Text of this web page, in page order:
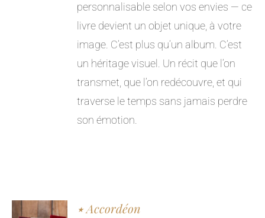
personnalisable selon vos envies — ce
livre devient un objet unique, à votre
image. C’est plus qu’un album. C’est
un héritage visuel. Un récit que l’on
transmet, que l’on redécouvre, et qui
traverse le temps sans jamais perdre
son émotion.
٭ Accordéon